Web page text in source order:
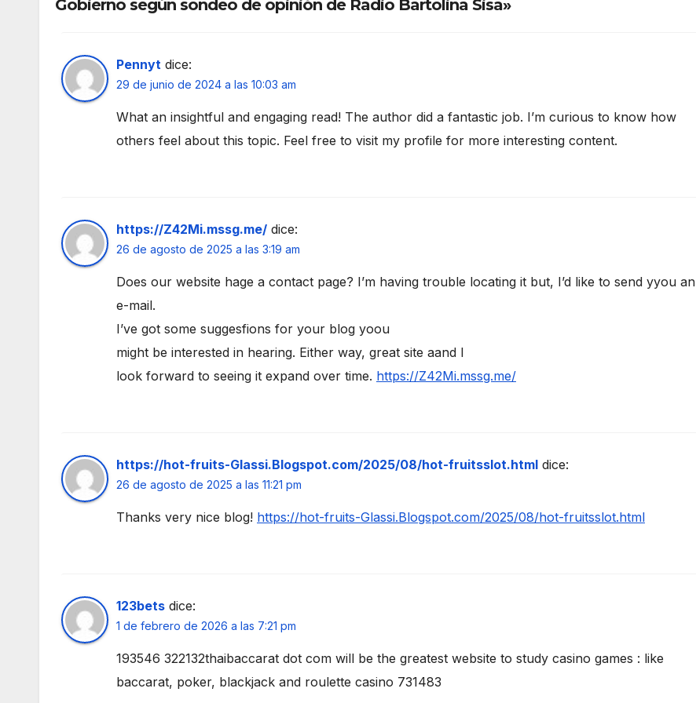
Gobierno según sondeo de opinión de Radio Bartolina Sisa»
Pennyt dice:
29 de junio de 2024 a las 10:03 am
What an insightful and engaging read! The author did a fantastic job. I’m curious to know how
others feel about this topic. Feel free to visit my profile for more interesting content.
https://Z42Mi.mssg.me/ dice:
26 de agosto de 2025 a las 3:19 am
Does our website hage a contact page? I’m having trouble locating it but, I’d like to send yyou an
e-mail.
I’ve got some suggesfions for your blog yoou
might be interested in hearing. Either way, great site aand I
look forward to seeing it expand over time. https://Z42Mi.mssg.me/
https://hot-fruits-Glassi.Blogspot.com/2025/08/hot-fruitsslot.html dice:
26 de agosto de 2025 a las 11:21 pm
Thanks very nice blog! https://hot-fruits-Glassi.Blogspot.com/2025/08/hot-fruitsslot.html
123bets dice:
1 de febrero de 2026 a las 7:21 pm
193546 322132thaibaccarat dot com will be the greatest website to study casino games : like
baccarat, poker, blackjack and roulette casino 731483